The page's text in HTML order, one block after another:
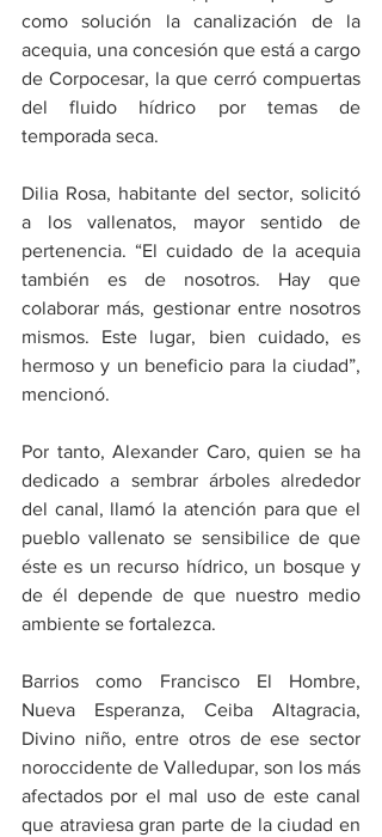
como solución la canalización de la
acequia, una concesión que está a cargo
de Corpocesar, la que cerró compuertas
del fluido hídrico por temas de
temporada seca.
Dilia Rosa, habitante del sector, solicitó
a los vallenatos, mayor sentido de
pertenencia. “El cuidado de la acequia
también es de nosotros. Hay que
colaborar más, gestionar entre nosotros
mismos. Este lugar, bien cuidado, es
hermoso y un beneficio para la ciudad”,
mencionó.
Por tanto, Alexander Caro, quien se ha
dedicado a sembrar árboles alrededor
del canal, llamó la atención para que el
pueblo vallenato se sensibilice de que
éste es un recurso hídrico, un bosque y
de él depende de que nuestro medio
ambiente se fortalezca.
Barrios como Francisco El Hombre,
Nueva Esperanza, Ceiba Altagracia,
Divino niño, entre otros de ese sector
noroccidente de Valledupar, son los más
afectados por el mal uso de este canal
que atraviesa gran parte de la ciudad en